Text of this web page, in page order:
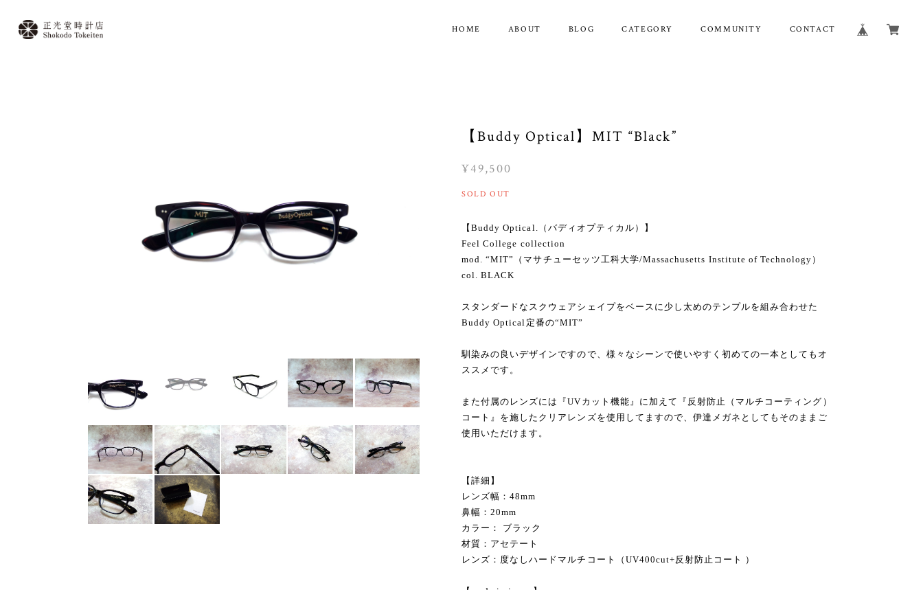
HOME ABOUT BLOG CATEGORY COMMUNITY CONTACT
【Buddy Optical】MIT “Black”
¥49,500
SOLD OUT
【Buddy Optical.（バディオプティカル）】
Feel College collection
mod. “MIT”（マサチューセッツ工科大学/Massachusetts Institute of Technology）
col. BLACK
スタンダードなスクウェアシェイプをベースに少し太めのテンプルを組み合わせた
Buddy Optical定番の“MIT”
馴染みの良いデザインですので、様々なシーンで使いやすく初めての一本としてもオ
ススメです。
また付属のレンズには『UVカット機能』に加えて『反射防止（マルチコーティング）
コート』を施したクリアレンズを使用してますので、伊達メガネとしてもそのままご
使用いただけます。
【詳細】
レンズ幅：48mm
鼻幅：20mm
カラー： ブラック
材質：アセテート
レンズ：度なしハードマルチコート（UV400cut+反射防止コート ）